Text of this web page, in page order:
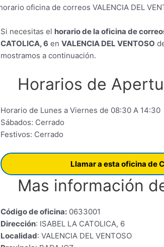
Si necesitas el horario de la oficina de
CATOLICA, 6 enVALENCIA DEL VENTOSO
mostramos a continuación.
Horarios de
Horario de Lunes a Viernes de 08:30 A 14:30
Sábados: Cerrado
Festivos: Cerrado
Llamar a esta oficina de
Mas información
Código de oficina: 0633001
Dirección: ISABEL LA CATOLICA, 6
Localidad: VALENCIA DEL VENTOSO